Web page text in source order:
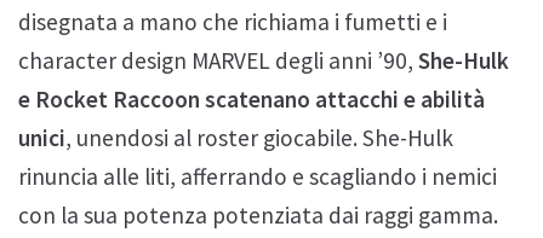
disegnata a mano che richiama i fumetti e i
character design MARVEL degli anni ’90, She-Hulk
e Rocket Raccoon scatenano attacchi e abilità
unici, unendosi al roster giocabile. She-Hulk
rinuncia alle liti, afferrando e scagliando i nemici
con la sua potenza potenziata dai raggi gamma.